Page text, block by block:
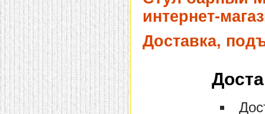
домашнем использовании.
Эта мебель имеет
некоторые преимущества
перед той же стенкой для
гостиной, к примеру,
поскольку она более
легкая и не загромождает
пространство. В спальне
этот предмет можно
поставить у изголовья
кровати, чтобы заполнить
пустующее там
интернет-
Доставка,